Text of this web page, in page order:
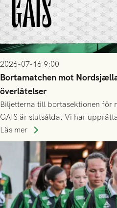
2026-07-16 9:00
Bortamatchen mot
överlåtelser
Biljetterna till bortasektionen för
GAIS är slutsålda. Vi har
ännu inte har någon biljett kan
inte själv överlåta din biljett till
Läs mer